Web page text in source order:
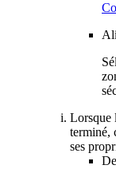
Lorsque
terminé,
ses